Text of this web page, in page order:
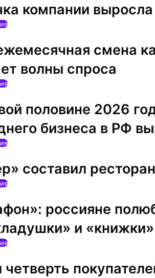
компании выросла
смена
волны спроса
половине 2026
бизнеса в РФ
составил
россияне
и «книжки»
четверть